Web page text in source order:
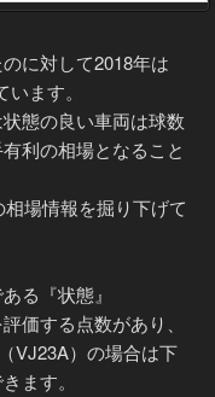
に対して2018年は
ます。
態の良い車両は球数
利の相場となること
場情報を掘り下げて
る『状態』
価する点数があり、
VJ23A）の場合は下
ます。